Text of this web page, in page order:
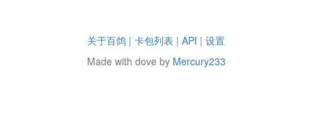
关于百鸽 | 卡包列表 | API | 设置
Made with dove by Mercury233